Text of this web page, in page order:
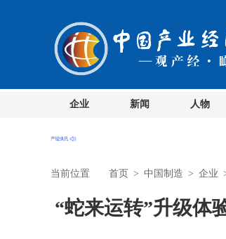
企业 新闻 人物
当前位置 首页 > 中国制造 > 企业
“蛇来运转”升级体